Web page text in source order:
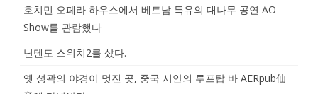
호치민 오페라 하우스에서 베트남 특유의 대나무 공연 AO
Show를 관람했다
닌텐도 스위치2를 샀다.
옛 성곽의 야경이 멋진 곳, 중국 시안의 루프탑 바 AERpub仙